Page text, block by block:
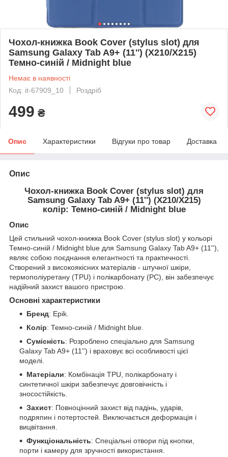
Чохол-книжка Book Cover (stylus slot) для
Samsung Galaxy Tab A9+ (11'') (X210/X215)
Темно-синій / Midnight blue
Немає в наявності
Код: it-67909_10
Роздріб
499 ₴
Опис Характеристики Відгуки про товар Доставка
Опис
Чохол-книжка Book Cover (stylus slot) для
Samsung Galaxy Tab A9+ (11'') (X210/X215)
колір: Темно-синій / Midnight blue
Опис
Цей стильний чохол-книжка Book Cover (stylus slot) у кольорі
Темно-синій / Midnight blue для Samsung Galaxy Tab A9+ (11''),
являє собою поєднання елегантності та практичності.
Створений з високоякісних матеріалів - штучної шкіри,
термополіуретану (TPU) і полікарбонату (PC), він забезпечує
надійний захист вашого пристрою.
Основні характеристики
Бренд: Epik.
Колір: Темно-синій / Midnight blue.
Сумісність: Розроблено спеціально для Samsung
Galaxy Tab A9+ (11'') і враховує всі особливості цієї
моделі.
Матеріали: Комбінація TPU, полікарбонату і
синтетичної шкіри забезпечує довговічність і
зносостійкість.
Захист: Повноцінний захист від падінь, ударів,
подряпин і потертостей. Виключається деформація і
вицвітання.
Функціональність: Спеціальні отвори під кнопки,
порти і камеру для зручності використання.